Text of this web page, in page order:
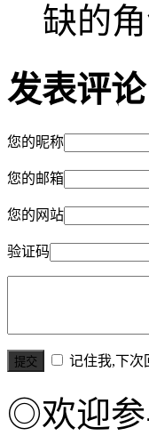
缺的角
发表评论
您的昵称
您的邮箱
您的网站
验证码
记住我,下次
◎欢迎参